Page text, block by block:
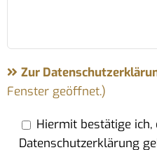
Zur
Fenster geöffnet.)
Hiermit bestätige ich,
Datenschutzerklärung